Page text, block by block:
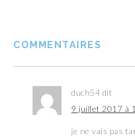
COMMENTAIRES
duch54 dit
9 juillet 2017 à
je ne vais pas